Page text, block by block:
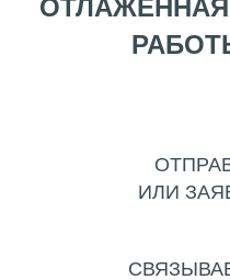
ИЛИ